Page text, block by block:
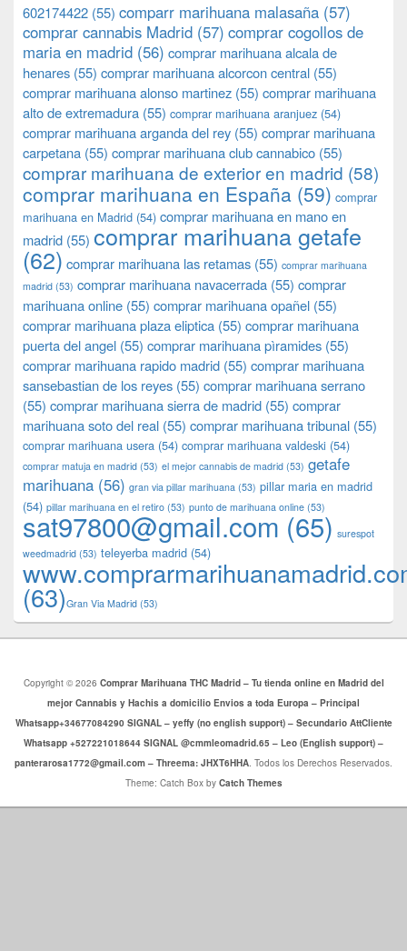
602174422 (55) comparr marihuana malasaña (57)
comprar cannabis Madrid (57) comprar cogollos de
maria en madrid (56) comprar marihuana alcala de
henares (55) comprar marihuana alcorcon central (55)
comprar marihuana alonso martinez (55) comprar marihuana
alto de extremadura (55) comprar marihuana aranjuez (54)
comprar marihuana arganda del rey (55) comprar marihuana
carpetana (55) comprar marihuana club cannabico (55)
comprar marihuana de exterior en madrid (58)
comprar marihuana en España (59) comprar
marihuana en Madrid (54) comprar marihuana en mano en
madrid (55) comprar marihuana getafe
(62) comprar marihuana las retamas (55) comprar marihuana
madrid (53) comprar marihuana navacerrada (55) comprar
marihuana online (55) comprar marihuana opañel (55)
comprar marihuana plaza eliptica (55) comprar marihuana
puerta del angel (55) comprar marihuana pìramides (55)
comprar marihuana rapido madrid (55) comprar marihuana
sansebastian de los reyes (55) comprar marihuana serrano
(55) comprar marihuana sierra de madrid (55) comprar
marihuana soto del real (55) comprar marihuana tribunal (55)
comprar marihuana usera (54) comprar marihuana valdeski (54)
comprar matuja en madrid (53) el mejor cannabis de madrid (53) getafe
marihuana (56) gran via pillar marihuana (53) pillar maria en madrid
(54) pillar marihuana en el retiro (53) punto de marihuana online (53)
sat97800@gmail.com (65) surespot
weedmadrid (53) teleyerba madrid (54)
(63)​​Gran Via Madrid (53)
Copyright © 2026 Comprar Marihuana THC Madrid – Tu tienda online en Madrid del
mejor Cannabis y Hachis a domicilio Envios a toda Europa – Principal
Whatsapp+34677084290 SIGNAL – yeffy (no english support) – Secundario AttCliente
Whatsapp +527221018644 SIGNAL @cmmleomadrid.65 – Leo (English support) –
panterarosa1772@gmail.com – Threema: JHXT6HHA. Todos los Derechos Reservados.
Theme: Catch Box by Catch Themes